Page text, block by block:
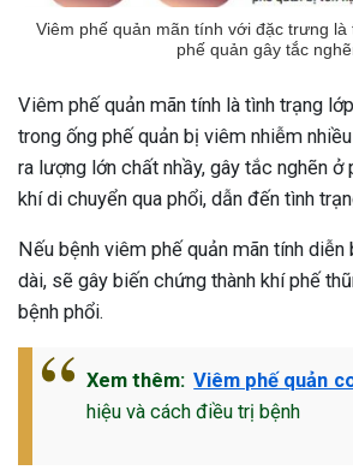
Viêm phế quản mãn tính với đặc trưng là
phế quản gây tắc
Viêm phế quản mãn tính là tình trạng
trong ống phế quản bị viêm nhiễm
ra lượng lớn chất nhầy, gây tắc nghẽn ở
khí di chuyển qua phổi, dẫn đến tình
Nếu bệnh viêm phế quản mãn tính diễn
dài, sẽ gây biến chứng thành khí phế
bệnh phổi.
Xem thêm: Viêm phế quản
hiệu và cách điều trị bệnh